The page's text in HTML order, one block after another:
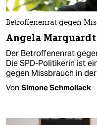
Betroffenenrat gegen
Angela
Der Betroffenenrat
Die SPD-Politikerin ist
gegen Missbrauch in
Von Simone Schmollack